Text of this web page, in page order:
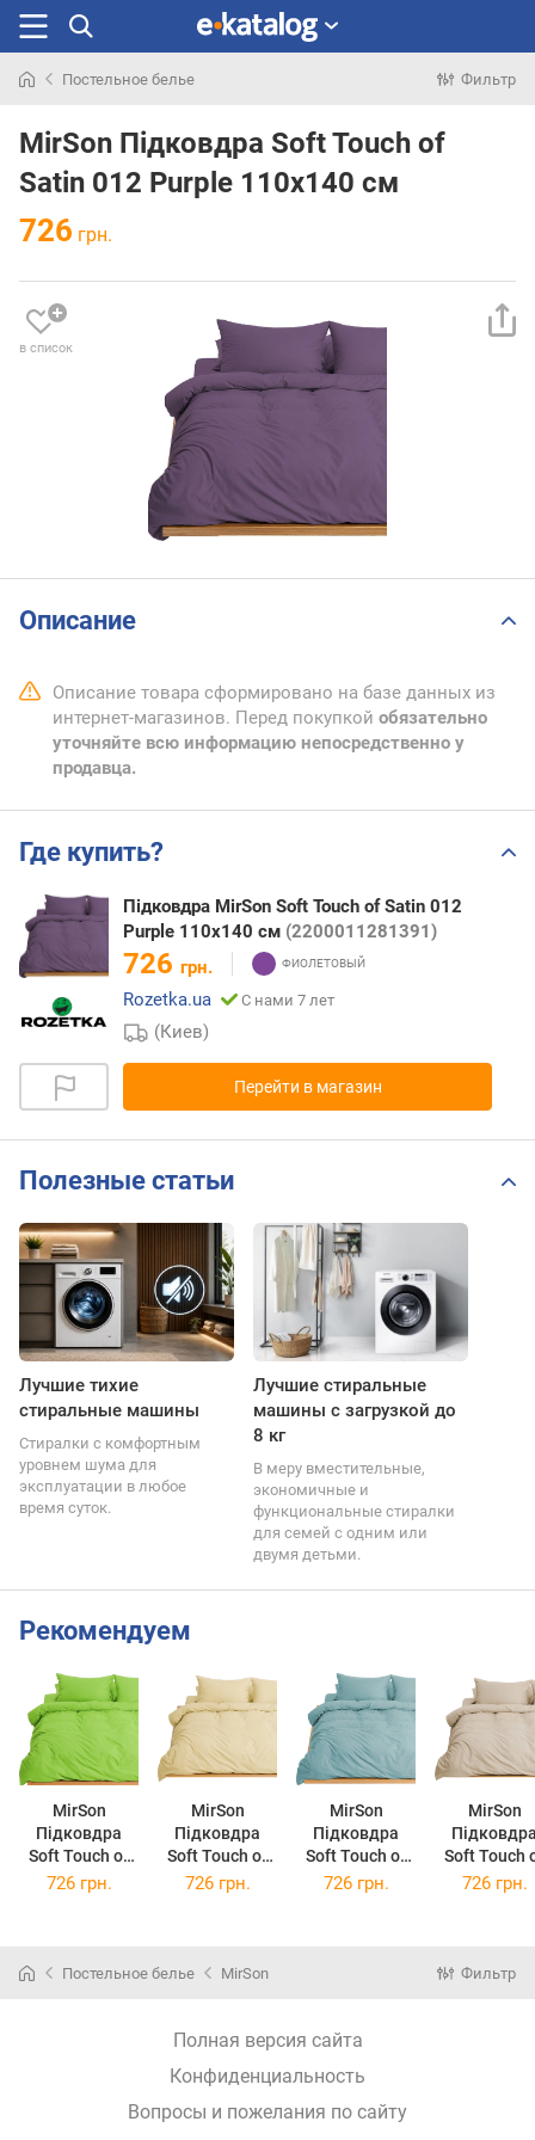
раньше
Постельное белье Фильтр
MirSon Підковдра Soft Touch of
Satin 012 Purple 110х140 см
726 грн.
в список
Описание
Описание товара сформировано на базе данных из
интернет-магазинов. Перед покупкой обязательно
уточняйте всю информацию непосредственно у
продавца.
Где купить?
Підковдра MirSon Soft Touch of Satin 012
Purple 110х140 см (2200011281391)
726 грн.
Rozetka.ua
С нами 7 лет
(Киев)
Перейти в магазин
Полезные статьи
Лучшие тихие
стиральные машины
Стиралки с комфортным
уровнем шума для
эксплуатации в любое
время суток.
Лучшие стиральные
машины с загрузкой до
8 кг
В меру вместительные,
экономичные и
функциональные стиралки
для семей с одним или
двумя детьми.
Рекомендуем
MirSon
Підковдра
Soft Touch of
Satin 013 Light
MirSon
Підковдра
Soft Touch of
Satin 014 Light
MirSon
Підковдра
Soft Touch of
Satin 015
MirSon
Soft Touch
Satin 016
726 грн. 726 грн. 726 грн. 726 грн.
Постельное белье MirSon Фильтр
Полная версия сайта
Конфиденциальность
Вопросы и пожелания по сайту